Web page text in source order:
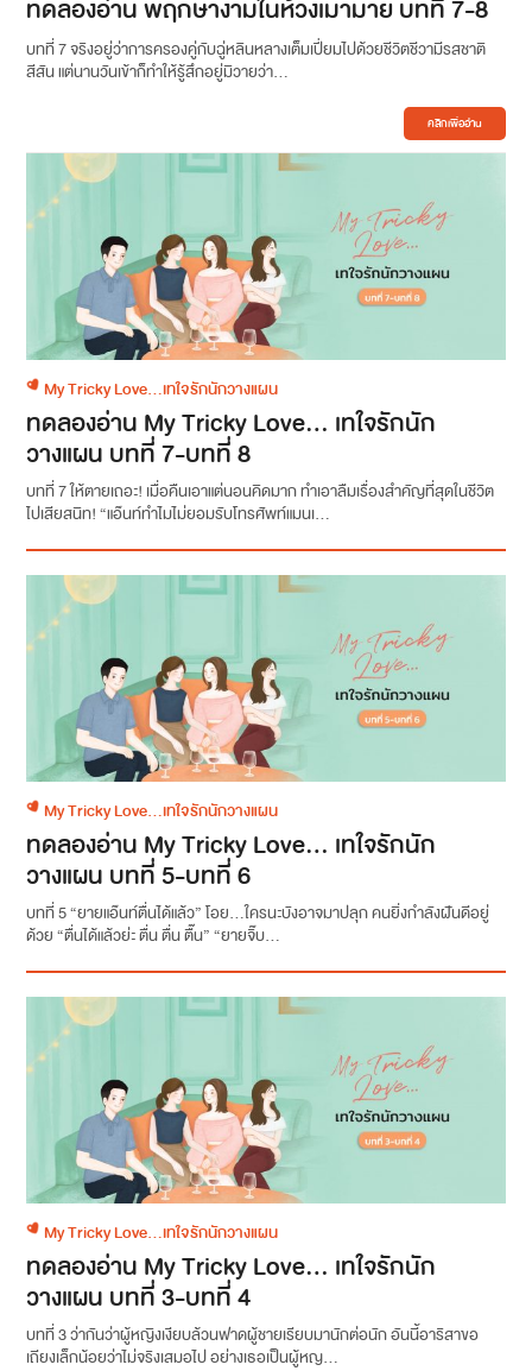
ทดลองอ่าน พฤกษางามในห้วงเมามาย บทที่ 7-8
บทที่ 7 จริงอยู่ว่าการครองคู่กับฉู่หลินหลางเต็มเปี่ยมไปด้วยชีวิตชีวามีรสชาติ
สีสัน แต่นานวันเข้าก็ทำให้รู้สึกอยู่มิวายว่า...
คลิกเพื่ออ่าน
My Tricky Love...เทใจรักนักวางแผน
ทดลองอ่าน My Tricky Love… เทใจรักนัก
วางแผน บทที่ 7-บทที่ 8
บทที่ 7 ให้ตายเถอะ! เมื่อคืนเอาแต่นอนคิดมาก ทำเอาลืมเรื่องสำคัญที่สุดในชีวิต
ไปเสียสนิท! “แอ๊นท์ทำไมไม่ยอมรับโทรศัพท์แมนเ...
My Tricky Love...เทใจรักนักวางแผน
ทดลองอ่าน My Tricky Love… เทใจรักนัก
วางแผน บทที่ 5-บทที่ 6
บทที่ 5 “ยายแอ๊นท์ตื่นได้แล้ว” โอย...ใครนะบังอาจมาปลุก คนยิ่งกำลังฝันดีอยู่
ด้วย “ตื่นได้แล้วย่ะ ตื่น ตื่น ตื๊น” “ยายจิ๊บ...
My Tricky Love...เทใจรักนักวางแผน
ทดลองอ่าน My Tricky Love… เทใจรักนัก
วางแผน บทที่ 3-บทที่ 4
บทที่ 3 ว่ากันว่าผู้หญิงเงียบล้วนฟาดผู้ชายเรียบมานักต่อนัก อันนี้อาริสาขอ
เถียงเล็กน้อยว่าไม่จริงเสมอไป อย่างเธอเป็นผู้หญ...